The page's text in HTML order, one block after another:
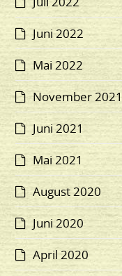
Juni 2022
Mai 2022
November 2021
Juni 2021
Mai 2021
August 2020
Juni 2020
April 2020